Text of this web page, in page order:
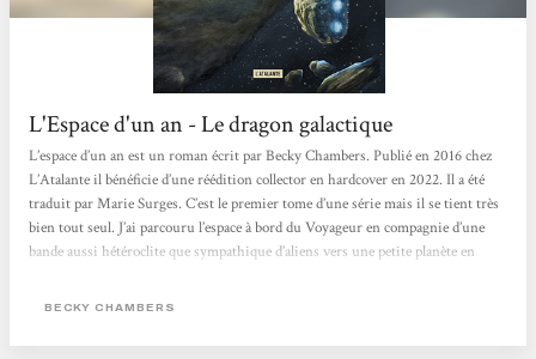
L'Espace d'un an - Le dragon galactique
L’espace d’un an est un roman écrit par Becky Chambers. Publié en 2016 chez
L’Atalante il bénéficie d’une réédition collector en hardcover en 2022. Il a été
traduit par Marie Surges. C’est le premier tome d’une série mais il se tient très
bien tout seul. J’ai parcouru l’espace à bord du Voyageur en compagnie d’une
bande aussi hétéroclite que sympathique d’aliens vers une petite planète en
Voyageur est un vaisseau spatial dit «tunnelier» , c’est-à-dire...
BECKY CHAMBERS